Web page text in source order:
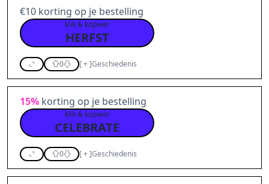
€10 korting op je bestelling
klik & kopieer
HERFST
0 [+]Geschiedenis
15% korting op je bestelling
klik & kopieer
CELEBRATE
0 [+]Geschiedenis